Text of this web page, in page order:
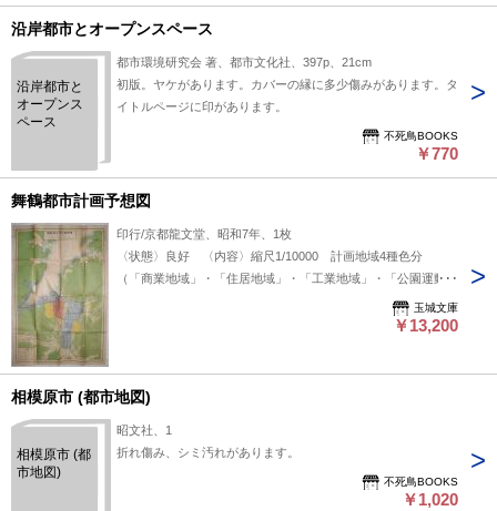
沿岸都市とオープンスペース
沿岸都市と
オープンス
ペース
都市環境研究会 著、都市文化社、397p、21cm
初版。ヤケがあります。カバーの縁に多少傷みがあります。タ
イトルページに印があります。
不死鳥BOOKS
￥770
舞鶴都市計画予想図
印行/京都龍文堂、昭和7年、1枚
〈状態〉良好 〈内容〉縮尺1/10000 計画地域4種色分
（「商業地域」・「住居地域」・「工業地域」・「公園運動場
遊園地等」） 計画道路4種入 タテ約79cm×ヨコ約54cm
玉城文庫
￥13,200
相模原市 (都市地図)
相模原市 (都
市地図)
昭文社、1
折れ傷み、シミ汚れがあります。
不死鳥BOOKS
￥1,020